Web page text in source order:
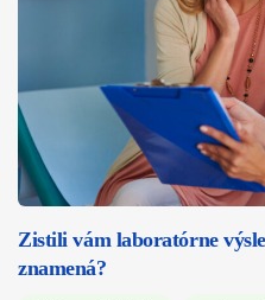
Zistili vám laboratórne
znamená?